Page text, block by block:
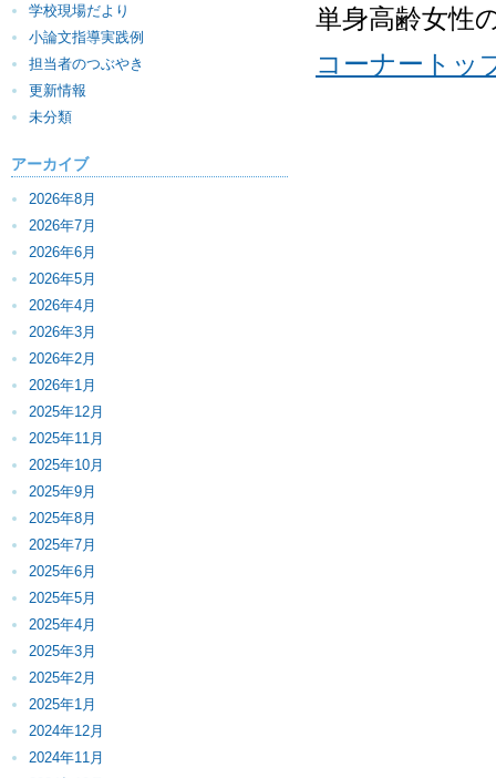
学校現場だより
小論文指導実践例
担当者のつぶやき
更新情報
未分類
アーカイブ
2026年8月
2026年7月
2026年6月
2026年5月
2026年4月
2026年3月
2026年2月
2026年1月
2025年12月
2025年11月
2025年10月
2025年9月
2025年8月
2025年7月
2025年6月
2025年5月
2025年4月
2025年3月
2025年2月
2025年1月
2024年12月
2024年11月
単身高齢女性
コーナートッ